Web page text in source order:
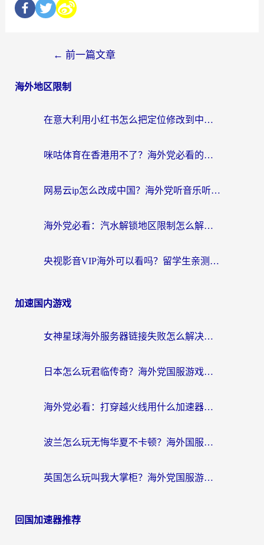
← 前一篇文章
海外地区限制
在意大利用小红书怎么把定位修改到中国国内？3个实用技巧+1个靠谱工具帮你搞定
咪咕体育在香港用不了？海外党必看的回国加速器选择指南（附3个真实场景解决方案）
网易云ip怎么改成中国？海外党听音乐听书的无痛解决方案
海外党必看：汽水解锁地区限制怎么解除？3招解决国内影音&生活服务难题
央视影音VIP海外可以看吗？留学生亲测有效的回国加速器选择指南
加速国内游戏
女神星球海外服务器链接失败怎么解决？海外党国服游戏加速避坑指南
日本怎么玩君临传奇？海外党国服游戏加速避坑指南（附菲律宾欧洲玩家实测）
海外党必看：打穿越火线用什么加速器？解决延迟卡顿，还能玩奇妙拼图世界和第五人格
波兰怎么玩无悔华夏不卡顿？海外国服游戏加速器终极指南（附征途2萤火突击解决方案）
英国怎么玩叫我大掌柜？海外党国服游戏加速避坑指南（附实测推荐）
回国加速器推荐